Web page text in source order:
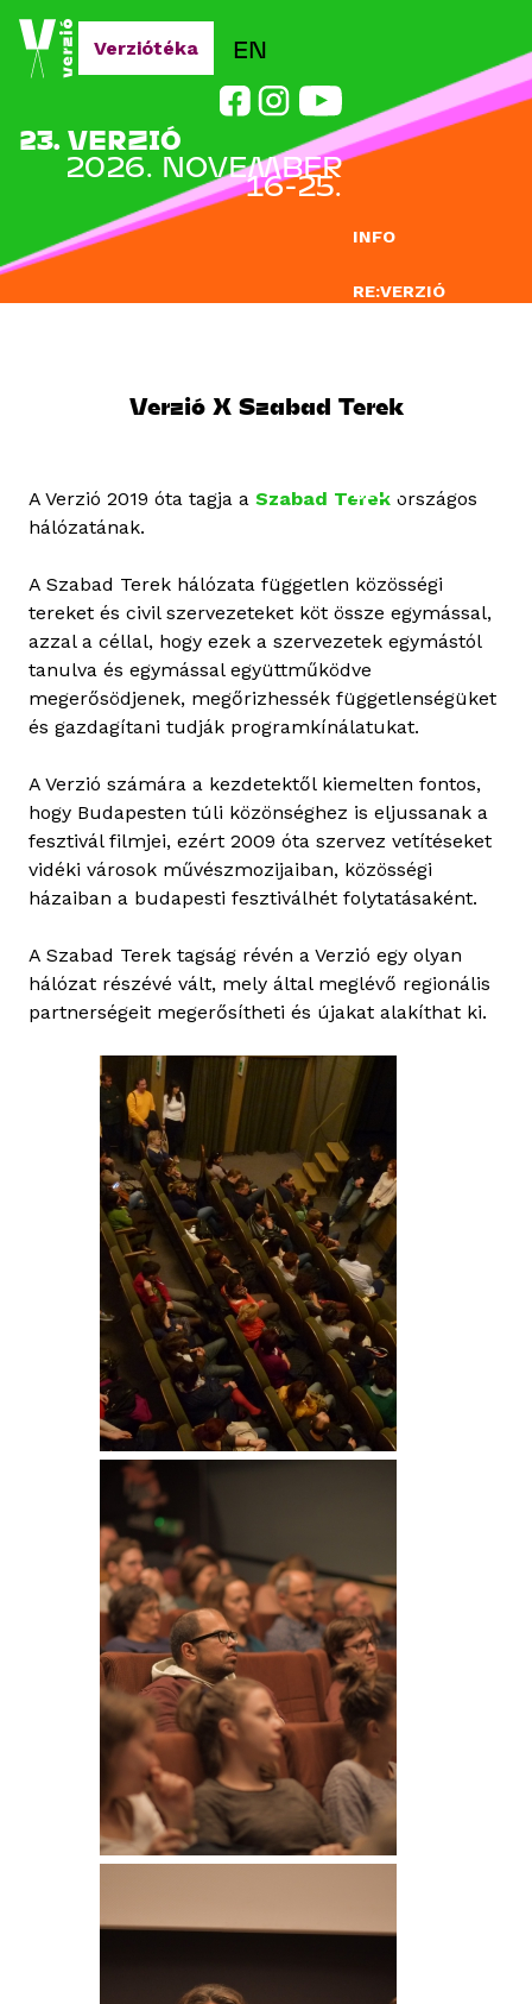
Jump to navigation
INFO
RE:VERZIÓ
BLOG
EN
23. VERZIÓ
2026. NOVEMBER
16-25.
Verziótéka
Verzió X Szabad Terek
A Verzió 2019 óta tagja a Szabad Terek országos
hálózatának.
A Szabad Terek hálózata független közösségi
tereket és civil szervezeteket köt össze egymással,
azzal a céllal, hogy ezek a szervezetek egymástól
tanulva és egymással együttműködve
megerősödjenek, megőrizhessék függetlenségüket
és gazdagítani tudják programkínálatukat.
A Verzió számára a kezdetektől kiemelten fontos,
hogy Budapesten túli közönséghez is eljussanak a
fesztivál filmjei, ezért 2009 óta szervez vetítéseket
vidéki városok művészmozijaiban, közösségi
házaiban a budapesti fesztiválhét folytatásaként.
A Szabad Terek tagság révén a Verzió egy olyan
hálózat részévé vált, mely által meglévő regionális
partnerségeit megerősítheti és újakat alakíthat ki.